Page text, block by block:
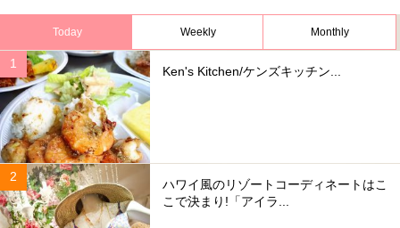
Today Weekly Monthly
Ken's Kitchen/ケンズキッチン...
ハワイ風のリゾートコーディネートはこ
こで決まり!「アイラ...